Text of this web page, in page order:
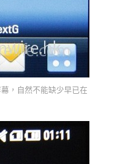
，自然不能缺少早已在